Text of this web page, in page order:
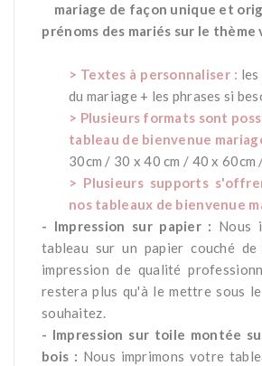
mariage de façon unique et
prénoms des mariés sur le thème
> Textes à personnaliser :
du mariage + les phrases si
> Plusieurs formats sont
tableau de bienvenue
30cm / 30 x 40 cm / 40 x 60cm
> Plusieurs supports
nos tableaux de bienvenue
- Impression sur papier : Nous
tableau sur un papier couché
impression de qualité
restera plus qu'à le mettre sous
souhaitez.
- Impression sur toile montée
bois : Nous imprimons votre